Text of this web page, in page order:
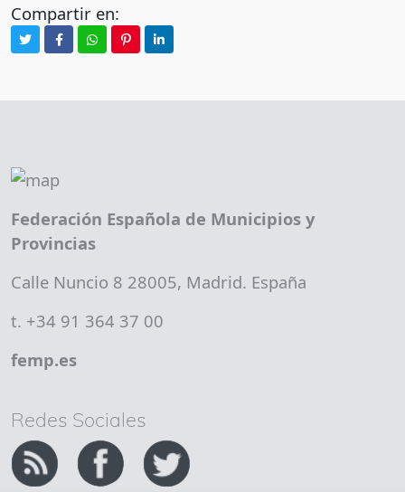
Compartir en:
Federación Española de Municipios y
Provincias
Calle Nuncio 8 28005, Madrid. España
t. +34 91 364 37 00
femp.es
Redes Sociales